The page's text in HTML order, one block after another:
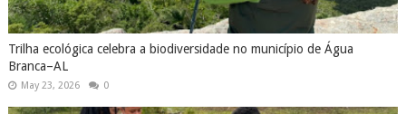
Trilha ecológica celebra a biodiversidade no município de Água
Branca–AL
May 23, 2026 0